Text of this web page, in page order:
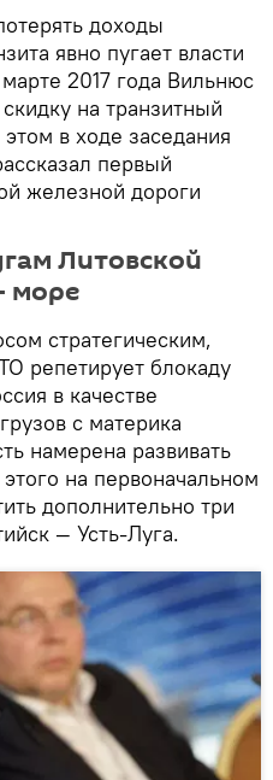
доходы
явно пугает власти
2017 года Вильнюс
на транзитный
в ходе заседания
первый
железной дороги
Литовской
море
стратегическим,
репетирует блокаду
в качестве
с материка
намерена развивать
на первоначальном
дополнительно три
— Усть-Луга.